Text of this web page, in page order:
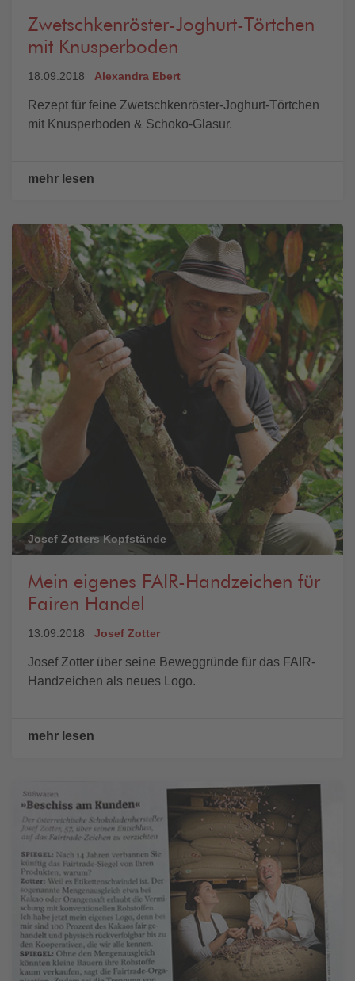
Zwetschkenröster-Joghurt-Törtchen
mit Knusperboden
18.09.2018 Alexandra Ebert
Rezept für feine Zwetschkenröster-Joghurt-Törtchen
mit Knusperboden & Schoko-Glasur.
mehr lesen
Josef Zotters Kopfstände
Mein eigenes FAIR-Handzeichen für
Fairen Handel
13.09.2018 Josef Zotter
Josef Zotter über seine Beweggründe für das FAIR-
Handzeichen als neues Logo.
mehr lesen